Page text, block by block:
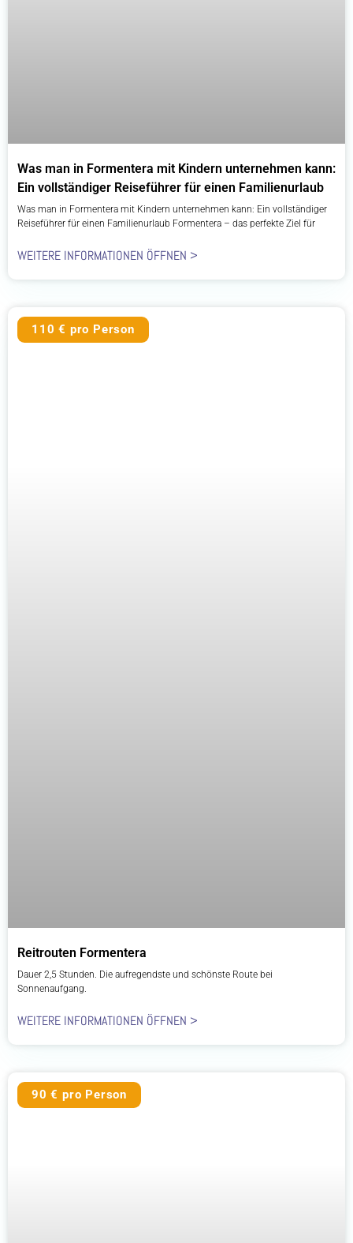
Was man in Formentera mit Kindern unternehmen kann:
Ein vollständiger Reiseführer für einen Familienurlaub
Was man in Formentera mit Kindern unternehmen kann: Ein vollständiger
Reiseführer für einen Familienurlaub Formentera – das perfekte Ziel für
WEITERE INFORMATIONEN ÖFFNEN >
110 € pro Person
Reitrouten Formentera
Dauer 2,5 Stunden. Die aufregendste und schönste Route bei
Sonnenaufgang.
WEITERE INFORMATIONEN ÖFFNEN >
90 € pro Person